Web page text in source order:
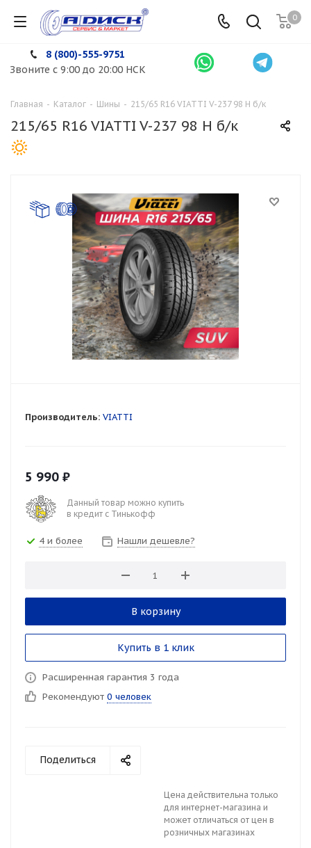
0
8 (800)-555-9751
Звоните с 9:00 до 20:00 НСК
Главная - Каталог - Шины - 215/65 R16 VIATTI V-237 98 H б/к
215/65 R16 VIATTI V-237 98 H б/к
Производитель: VIATTI
5 990 ₽
Данный товар можно купить
в кредит с Тинькофф
4 и более Нашли дешевле?
В корзину
Купить в 1 клик
Расширенная гарантия 3 года
Рекомендуют 0 человек
Поделиться
Цена действительна только
для интернет-магазина и
может отличаться от цен в
розничных магазинах